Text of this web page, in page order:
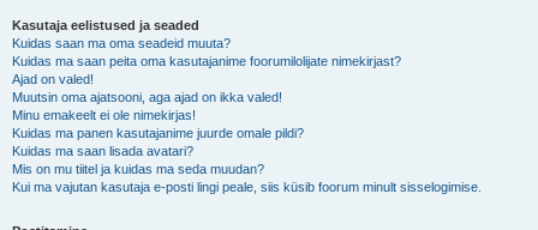
Kasutaja eelistused ja seaded
Kuidas saan ma oma seadeid muuta?
Kuidas ma saan peita oma kasutajanime foorumilolijate nimekirjast?
Ajad on valed!
Muutsin oma ajatsooni, aga ajad on ikka valed!
Minu emakeelt ei ole nimekirjas!
Kuidas ma panen kasutajanime juurde omale pildi?
Kuidas ma saan lisada avatari?
Mis on mu tiitel ja kuidas ma seda muudan?
Kui ma vajutan kasutaja e-posti lingi peale, siis küsib foorum minult sisselogimise.